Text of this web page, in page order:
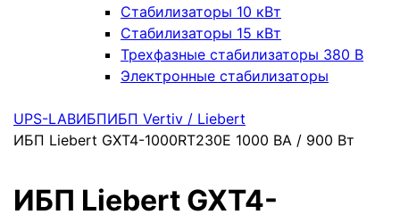
Стабилизаторы 10 кВт
Стабилизаторы 15 кВт
Трехфазные стабилизаторы 380 В
Электронные стабилизаторы
UPS-LABИБПИБП Vertiv / Liebert
ИБП Liebert GXT4-1000RT230E 1000 ВА / 900 Вт
ИБП Liebert GXT4-